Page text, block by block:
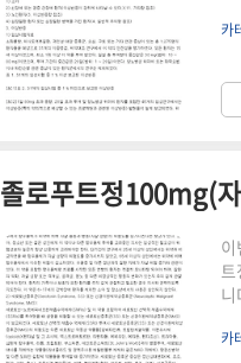
품
다
카
졸로푸트정100mg(
트
전
카